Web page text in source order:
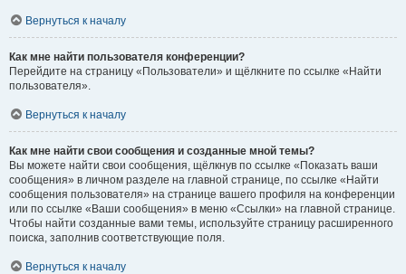
Вернуться к началу
Как мне найти пользователя конференции?
Перейдите на страницу «Пользователи» и щёлкните по ссылке «Найти
пользователя».
Вернуться к началу
Как мне найти свои сообщения и созданные мной темы?
Вы можете найти свои сообщения, щёлкнув по ссылке «Показать ваши
сообщения» в личном разделе на главной странице, по ссылке «Найти
сообщения пользователя» на странице вашего профиля на конференции
или по ссылке «Ваши сообщения» в меню «Ссылки» на главной странице.
Чтобы найти созданные вами темы, используйте страницу расширенного
поиска, заполнив соответствующие поля.
Вернуться к началу